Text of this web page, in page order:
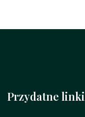
Przydatne linki